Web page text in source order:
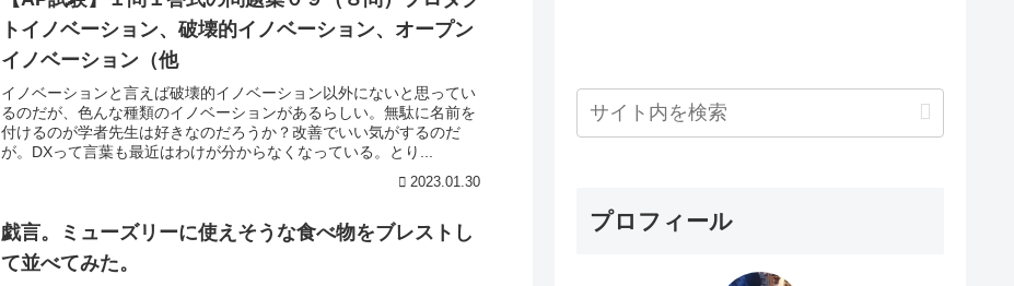
トイノベーション、破壊的イノベーション、オープン
イノベーション（他
イノベーションと言えば破壊的イノベーション以外にないと思ってい
るのだが、色んな種類のイノベーションがあるらしい。無駄に名前を
付けるのが学者先生は好きなのだろうか？改善でいい気がするのだ
が。DXって言葉も最近はわけが分からなくなっている。とり...
2023.01.30
戯言。ミューズリーに使えそうな食べ物をブレストし
て並べてみた。
プロフィール